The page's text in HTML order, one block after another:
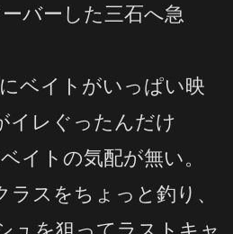
バーした三石へ急
ベイトがいっぱい映
イレぐったんだけ
イトの気配が無い。
ラスをちょっと釣り、